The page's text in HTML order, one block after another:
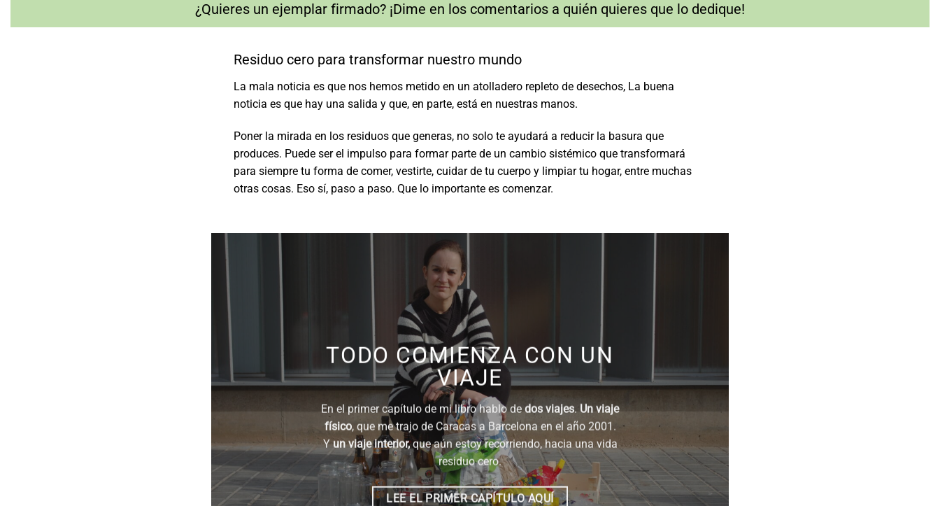
¿Quieres un ejemplar firmado? ¡Dime en los comentarios a quién quieres que lo dedique!
Residuo cero para transformar nuestro mundo
La mala noticia es que nos hemos metido en un atolladero repleto de desechos, La buena
noticia es que hay una salida y que, en parte, está en nuestras manos.
Poner la mirada en los residuos que generas, no solo te ayudará a reducir la basura que
produces. Puede ser el impulso para formar parte de un cambio sistémico que transformará
para siempre tu forma de comer, vestirte, cuidar de tu cuerpo y limpiar tu hogar, entre muchas
otras cosas. Eso sí, paso a paso. Que lo importante es comenzar.
TODO COMIENZA CON UN
VIAJE
En el primer capítulo de mi libro hablo dedos viajes.Un viaje
físico, que me trajo de Caracas a Barcelona en el año 2001.
Yun viaje interior,que aún estoy recorriendo, hacia una vida
residuo cero.
LEE EL PRIMER CAPÍTULO AQUÍ